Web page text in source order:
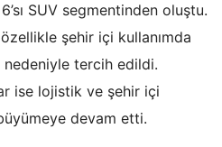
SUV segmentinden oluştu.
şehir içi kullanımda
tercih edildi.
ise lojistik ve şehir içi
devam etti.